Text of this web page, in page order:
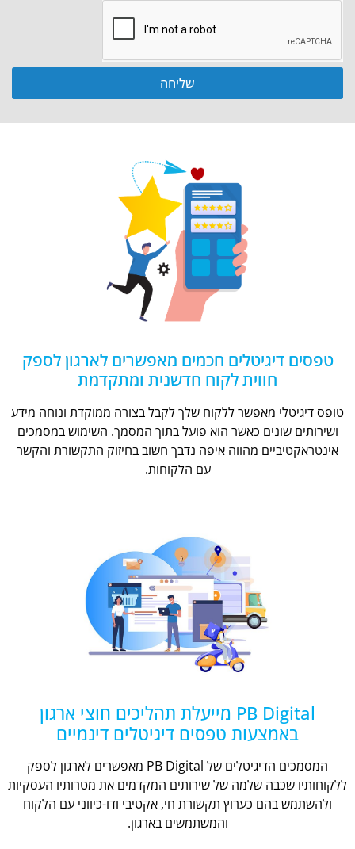
שליחה
טפסים דיגיטלים חכמים מאפשרים לארגון לספק
חווית לקוח חדשנית ומתקדמת
טופס דיגיטלי מאפשר ללקוח שלך לקבל בצורה ממוקדת ונוחה מידע
ושירותים שונים כאשר הוא פועל בתוך המסמך. השימוש במסמכים
אינטראקטיביים מהווה איפה נדבך חשוב בחיזוק התקשורת והקשר
עם הלקוחות.
PB Digital מייעלת תהליכים חוצי ארגון
באמצעות טפסים דיגיטלים דינמיים
המסמכים הדיגיטלים של PB Digital מאפשרים לארגון לספק
ללקוחותיו שכבה שלמה של שירותים המקדמים את מטרותיו העסקיות
ולהשתמש בהם כערוץ תקשורת חי, אקטיבי ודו-כיווני עם הלקוח
והמשתמשים בארגון.